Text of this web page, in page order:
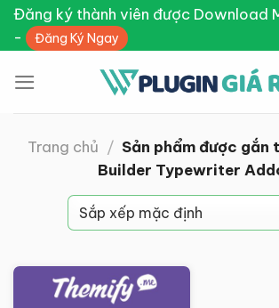
Skip
content
Đăng ký thành viên được Download
-
Đăng Ký Ngay
Trang chủ / Sản phẩm được gắn
Builder Typewriter
Giảm giá!